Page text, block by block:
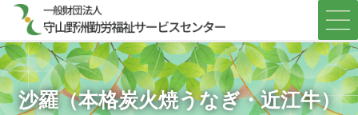
テ
ン
ツ
へ
ス
ゲ
ー
シ
ョ
ン
沙羅（本格炭火焼うなぎ・近江牛）